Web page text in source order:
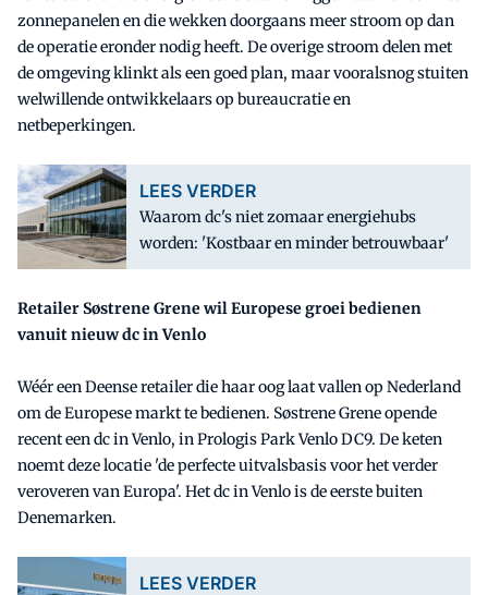
zonnepanelen en die wekken doorgaans meer stroom op dan
de operatie eronder nodig heeft. De overige stroom delen met
de omgeving klinkt als een goed plan, maar vooralsnog stuiten
welwillende ontwikkelaars op bureaucratie en
netbeperkingen.
LEES VERDER
Waarom dc's niet zomaar energiehubs
worden: 'Kostbaar en minder betrouwbaar'
Retailer Søstrene Grene wil Europese groei bedienen
vanuit nieuw dc in Venlo
Wéér een Deense retailer die haar oog laat vallen op Nederland
om de Europese markt te bedienen. Søstrene Grene opende
recent een dc in Venlo, in Prologis Park Venlo DC9. De keten
noemt deze locatie 'de perfecte uitvalsbasis voor het verder
veroveren van Europa'. Het dc in Venlo is de eerste buiten
Denemarken.
LEES VERDER